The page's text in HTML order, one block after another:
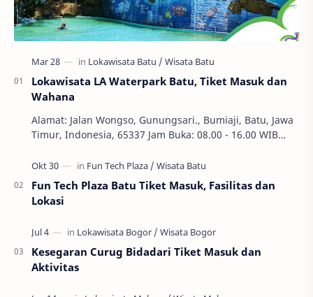
Lokawisata LA Waterpark Batu, Tiket Masuk dan
Wahana
Alamat: Jalan Wongso, Gunungsari., Bumiaji, Batu, Jawa
Timur, Indonesia, 65337 Jam Buka: 08.00 - 16.00 WIB
Fun Tech Plaza Batu Tiket Masuk, Fasilitas dan
Lokasi
Kesegaran Curug Bidadari Tiket Masuk dan
Aktivitas